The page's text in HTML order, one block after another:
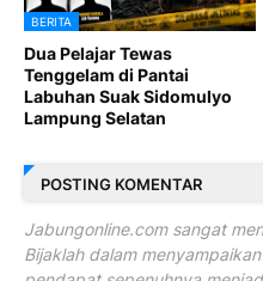
BERITA
Dua Pelajar Tewas
Tenggelam di Pantai
Labuhan Suak Sidomulyo
Lampung Selatan
POSTING KOMENTAR
Jabungonline.com sangat
Bijaklah dalam